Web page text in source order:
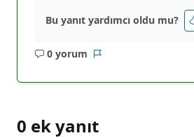
Bu yanıt yardımcı oldu mu?
0 yorum
Açıklama
0 ek yanıt